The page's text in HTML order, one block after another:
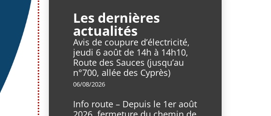
Les dernières
actualités
Avis de coupure d’électricité,
jeudi 6 août de 14h à 14h10,
Route des Sauces (jusqu’au
n°700, allée des Cyprès)
06/08/2026
Info route – Depuis le 1er août